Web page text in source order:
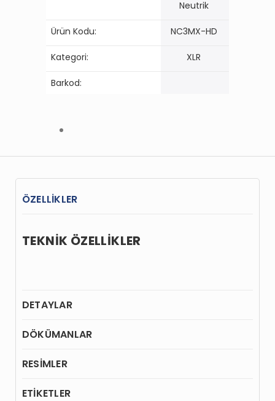
Neutrik
Ürün Kodu: NC3MX-HD
Kategori: XLR
Barkod:
ÖZELLİKLER
TEKNİK ÖZELLİKLER
DETAYLAR
DÖKÜMANLAR
RESİMLER
ETİKETLER